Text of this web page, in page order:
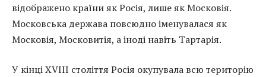
відображено країни як Росія, лише як Московія.
Московська держава повсюдно іменувалася як
Московія, Московитія, а іноді навіть Тартарія.
У кінці XVIII століття Росія окупувала всю територію